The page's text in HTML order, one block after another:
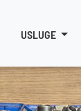
USLUGE